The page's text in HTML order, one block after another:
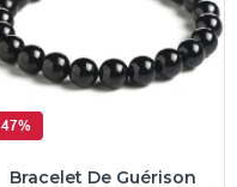
47%
Bracelet De Guérison